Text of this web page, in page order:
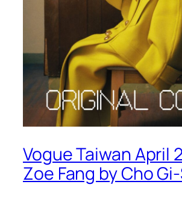
Vogue Taiwan April
Zoe Fang by Cho